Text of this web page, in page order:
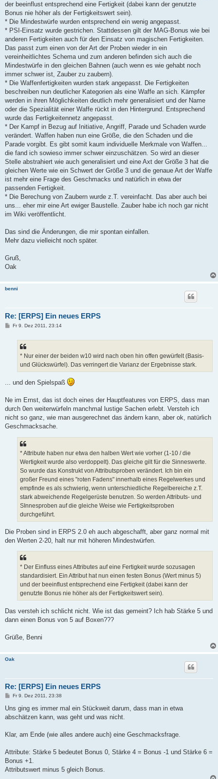
der beeinflust entsprechend eine Fertigkeit (dabei kann der genutzte
Bonus nie höher als der Fertigkeitswert sein).
* Die Mindestwürfe wurden entsprechend ein wenig angepasst.
* PSI-Einsatz wurde gestrichen. Stattdessen gilt der MAG-Bonus wie bei
anderen Fertigkeiten auch für den Einsatz von magischen Fertigkeiten.
Das passt zum einen von der Art der Proben wieder in ein
vereinheitlichtes Schema und zum anderen befinden sich auch die
Mindestwürfe in den gleichen Bahnen (auch wenn es wie gehabt noch
immer schwer ist, Zauber zu zaubern).
* Die Waffenfertigkeiten wurden stark angepasst. Die Fertigkeiten
beschreiben nun deutlicher Kategorien als eine Waffe an sich. Kämpfer
werden in ihren Möglichkeiten deutlich mehr generalisiert und der Name
oder die Spezialität einer Waffe rückt in den Hintergrund. Entsprechend
wurde das Fertigkeitennetz angepasst.
* Der Kampf in Bezug auf Initiative, Angriff, Parade und Schaden wurde
verändert. Waffen haben nun eine Größe, die den Schaden und die
Parade vorgibt. Es gibt somit kaum individuelle Merkmale von Waffen...
die fand ich sowieso immer schwer einzuschätzen. So wird an dieser
Stelle abstrahiert wie auch generalisiert und eine Axt der Größe 3 hat die
gleichen Werte wie ein Schwert der Größe 3 und die genaue Art der Waffe
ist mehr eine Frage des Geschmacks und natürlich in etwa der
passenden Fertigkeit.
* Die Berechung von Zaubern wurde z.T. vereinfacht. Das aber auch bei
uns... eher mir eine Art ewiger Baustelle. Zauber habe ich noch gar nicht
im Wiki veröffentlicht.
Das sind die Änderungen, die mir spontan einfallen.
Mehr dazu vielleicht noch später.
Gruß,
Oak
benni
Re: [ERPS] Ein neues ERPS
BFr 9. Dez 2011, 23:14
* Nur einer der beiden w10 wird nach oben hin offen gewürfelt (Basis-
und Glückswürfel). Das verringert die Varianz der Ergebnisse stark.
... und den Spielspaß
Ne im Ernst, das ist doch eines der Hauptfeatures von ERPS, dass man
durch 0en weiterwürfeln manchmal lustige Sachen erlebt. Versteh ich
nicht so ganz, wie man ausgerechnet das ändern kann, aber ok, natürlich
Geschmacksache.
* Attribute haben nur etwa den halben Wert wie vorher (1-10 / die
Wertigkeit wurde also verdoppelt). Das gleiche gilt für die Sinneswerte.
So wurde das Konstrukt von Attributsproben verändert. Ich bin ein
großer Freund eines "roten Fadens" innerhalb eines Regelwerkes und
empfinde es als schwierig, wenn unterschiedliche Regelbereiche z.T.
stark abweichende Regelgerüste benutzen. So werden Attributs- und
SInnesproben auf die gleiche Weise wie Fertigkeitsproben
durchgeführt.
Die Proben sind in ERPS 2.0 eh auch abgeschafft, aber ganz normal mit
den Werten 2-20, halt nur mit höheren Mindestwürfen.
* Der Einfluss eines Attributes auf eine Fertigkeit wurde sozusagen
standardisiert. Ein Attribut hat nun einen festen Bonus (Wert minus 5)
und der beeinflust entsprechend eine Fertigkeit (dabei kann der
genutzte Bonus nie höher als der Fertigkeitswert sein).
Das versteh ich schlicht nicht. Wie ist das gemeint? Ich hab Stärke 5 und
dann einen Bonus von 5 auf Boxen???
Grüße, Benni
Oak
Re: [ERPS] Ein neues ERPS
B
i
r
Fr 9. Dez 2011, 23:38
Uns ging es immer mal ein Stückweit darum, dass man in etwa
abschätzen kann, was geht und was nicht.
Klar, am Ende (wie alles andere auch) eine Geschmacksfrage.
Attribute: Stärke 5 bedeutet Bonus 0, Stärke 4 = Bonus -1 und Stärke 6 =
Bonus +1.
Attributswert minus 5 gleich Bonus.